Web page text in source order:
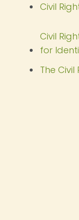
Civil
Civil
for
The Civil